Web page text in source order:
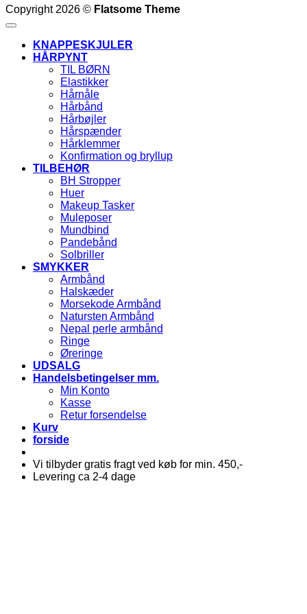
Copyright 2026 © Flatsome Theme
KNAPPESKJULER
HÅRPYNT
TIL BØRN
Elastikker
Hårnåle
Hårbånd
Hårbøjler
Hårspænder
Hårklemmer
Konfirmation og bryllup
TILBEHØR
BH Stropper
Huer
Makeup Tasker
Muleposer
Mundbind
Pandebånd
Solbriller
SMYKKER
Armbånd
Halskæder
Morsekode Armbånd
Natursten Armbånd
Nepal perle armbånd
Ringe
Øreringe
UDSALG
Handelsbetingelser mm.
Min Konto
Kasse
Retur forsendelse
Kurv
forside
Vi tilbyder gratis fragt ved køb for min. 450,-
Levering ca 2-4 dage